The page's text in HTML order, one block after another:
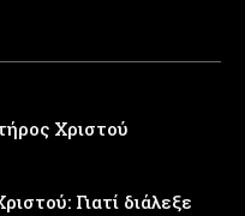
Χριστού
Γιατί διάλεξε